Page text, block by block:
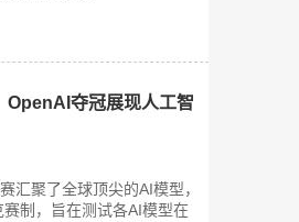
OpenAI夺冠展现人工智
汇聚了全球顶尖的AI模型，
制，旨在测试各AI模型在